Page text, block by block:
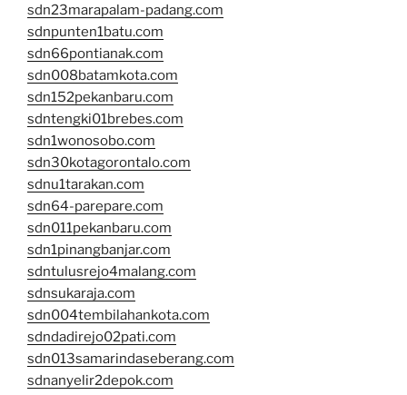
sdn23marapalam-padang.com
sdnpunten1batu.com
sdn66pontianak.com
sdn008batamkota.com
sdn152pekanbaru.com
sdntengki01brebes.com
sdn1wonosobo.com
sdn30kotagorontalo.com
sdnu1tarakan.com
sdn64-parepare.com
sdn011pekanbaru.com
sdn1pinangbanjar.com
sdntulusrejo4malang.com
sdnsukaraja.com
sdn004tembilahankota.com
sdndadirejo02pati.com
sdn013samarindaseberang.com
sdnanyelir2depok.com